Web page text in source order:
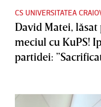
CS UNIVERSITATEA
David Matei,
meciul cu KuPS!
partidei: